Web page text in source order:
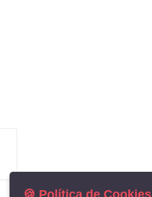
🍪 Política de Cookies